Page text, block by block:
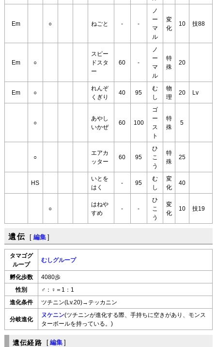
Em ○ ねごと - -
ノ
ー
マ
ル
変
化
10 技88
Em ○
スピー
ドスタ
ー
60 -
ノ
ー
マ
ル
特
殊
20
Em ○
れんぞ
くぎり
40 95
む
し
物
理
20 Lv
○
あやし
いかぜ
60 100
ゴ
ー
ス
ト
特
殊
5
○
エアカ
ッター
60 95
ひ
こ
う
特
殊
25
HS
いとを
はく
- 95
む
し
変
化
40
○
はねや
すめ
- -
ひ
こ
う
変
化
10 技19
遺伝 [ 編集 ]
タマゴグ
ループ
むしグループ
孵化歩数 4080歩
性別 ♂：♀＝1：1
進化条件 ツチニン(Lv.20)→テッカニン
分岐進化
ヌケニン(ツチニンが進化する際、手持ちに空きがあり、モンス
ターボールを持っている。)
遺伝経路 [ 編集 ]